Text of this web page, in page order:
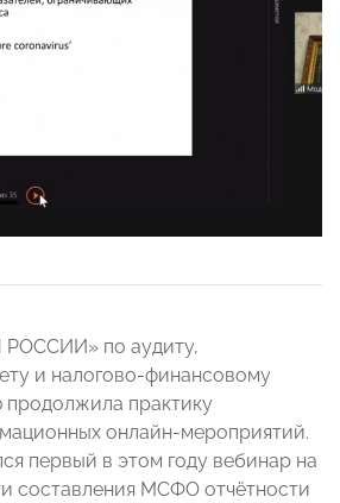
по аудиту,
и налогово-финансовому
продолжила практику
онлайн-мероприятий.
первый в этом году вебинар на
составления МСФО отчётности